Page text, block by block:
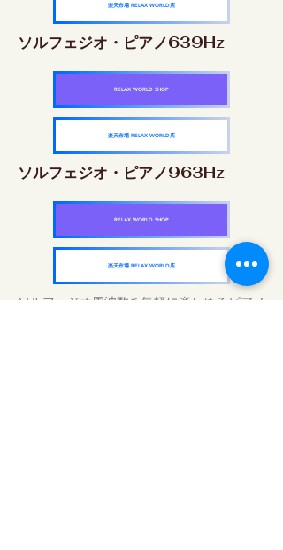
楽天市場 RELAX WORLD店
ソルフェジオ・ピアノ639Hz
RELAX WORLD SHOP
楽天市場 RELAX WORLD店
ソルフェジオ・ピアノ963Hz
RELAX WORLD SHOP
楽天市場 RELAX WORLD店
ソルフェジオ周波数を気軽に楽しめるピアノ